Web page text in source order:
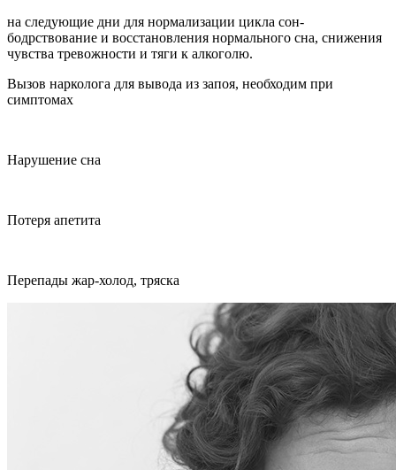
на следующие дни для нормализации цикла сон-
бодрствование и восстановления нормального сна, снижения
чувства тревожности и тяги к алкоголю.
Вызов нарколога для вывода из запоя, необходим при
симптомах
Нарушение сна
Потеря апетита
Перепады жар-холод, тряска